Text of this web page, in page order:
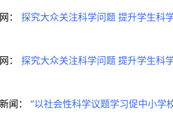
： 探究大众关注科学问题 提升学生科
： 探究大众关注科学问题 提升学生科
闻： “以社会性科学议题学习促中小学